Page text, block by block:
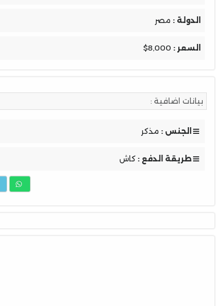
الدولة : مصر
السعر : $8,000
بيانات اضافية :
الجنس : مذكر
طريقة الدفع : كاش